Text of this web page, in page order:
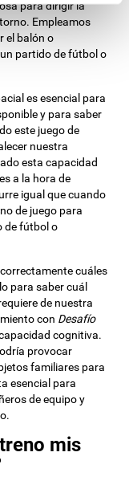
para dirigir la
Empleamos
el balón o
partido de fútbol o
es esencial para
y para saber
este juego de
nuestra
esta capacidad
a la hora de
igual que cuando
de juego para
de fútbol o
cuáles
para saber cuál
de nuestra
con Desafío
cognitiva.
provocar
familiares para
esencial para
de equipo y
mis